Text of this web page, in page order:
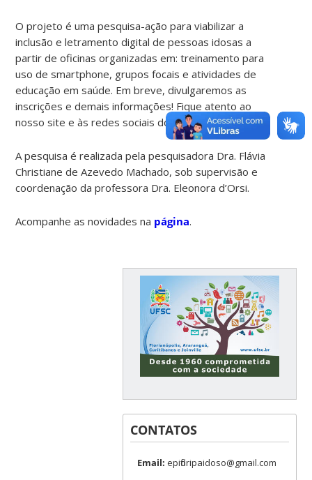
O projeto é uma pesquisa-ação para viabilizar a
inclusão e letramento digital de pessoas idosas a
partir de oficinas organizadas em: treinamento para
uso de smartphone, grupos focais e atividades de
educação em saúde. Em breve, divulgaremos as
inscrições e demais informações! Fique atento ao
nosso site e às redes sociais do projeto!
A pesquisa é realizada pela pesquisadora Dra. Flávia
Christiane de Azevedo Machado, sob supervisão e
coordenação da professora Dra. Eleonora d’Orsi.
Acompanhe as novidades na página.
CONTATOS
Email: epifloripaidoso@gmail.com